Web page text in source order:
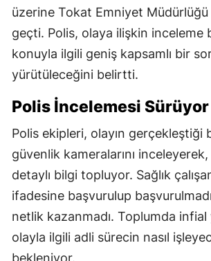
üzerine Tokat Emniyet
geçti. Polis, olaya ilişkin inceleme
konuyla ilgili geniş kapsamlı bir
yürütüleceğini belirtti.
Polis İncelemesi Sürüyor
Polis ekipleri, olayın gerçekleştiği
güvenlik kameralarını
detaylı bilgi topluyor. Sağlık
ifadesine başvurulup
netlik kazanmadı. Toplumda
olayla ilgili adli sürecin nasıl
bekleniyor.